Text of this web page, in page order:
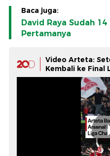
Baca juga:
David Raya Sudah
Pertamanya
Video Arteta:
Kembali ke Final